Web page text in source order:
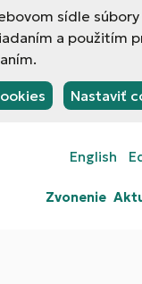
sídle
a použitím
Nastaviť
English
Zvonenie